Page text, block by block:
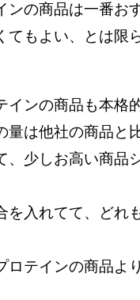
ンの商品は一番お
てもよい、とは限
インの商品も本格
量は他社の商品と
、少しお高い商品
を入れてて、どれ
ロテインの商品よ